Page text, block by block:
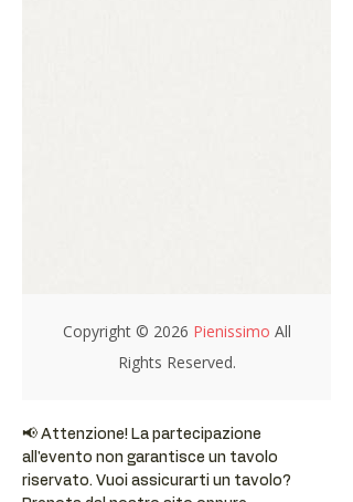
📢 Attenzione! La partecipazione
all'evento non garantisce un tavolo
riservato. Vuoi assicurarti un tavolo?